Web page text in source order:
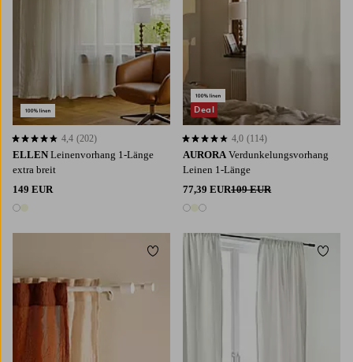
ELLEN Leinenvorhang 1-Länge
extra breit
149 EUR
2 Farben
4,4 basierend auf 202 Bewertungen
4,4 (202)
AURORA Verdunkelungsvorhang
Leinen 1-Länge
77,39 EUR109 EUR
3 Farben
4,0 basierend auf 114 Bewertungen
4,0 (114)
Deal
Zu Favoriten hinzufügen Zu